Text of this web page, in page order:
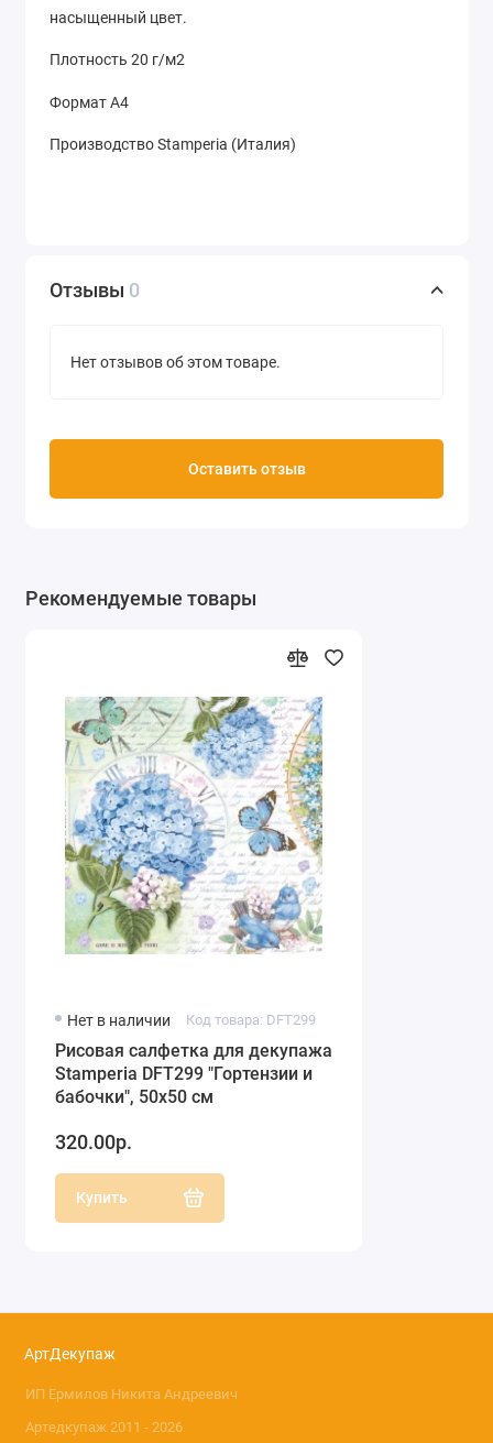
насыщенный цвет.
Плотность 20 г/м2
Формат А4
Производство Stamperia (Италия)
Отзывы 0
Нет отзывов об этом товаре.
Оставить отзыв
Рекомендуемые товары
Нет в наличии Код товара: DFT299
Рисовая салфетка для декупажа
Stamperia DFT299 "Гортензии и
бабочки", 50х50 см
320.00р.
Купить
АртДекупаж
ИП Ермилов Никита Андреевич
Артедкупаж 2011 - 2026